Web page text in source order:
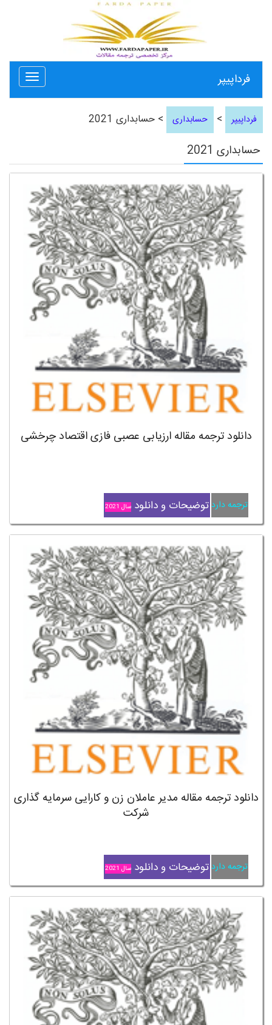
Toggle
فرداپیپر
فرداپیپر > حسابداری > حسابداری 2021
حسابداری 2021
دانلود ترجمه مقاله ارزیابی عصبی فازی اقتصاد چرخشی
ترجمه دارد توضیحات و دانلود سال 2021
دانلود ترجمه مقاله مدیر عاملان زن و کارایی سرمایه گذاری
شرکت
ترجمه دارد توضیحات و دانلود سال 2021